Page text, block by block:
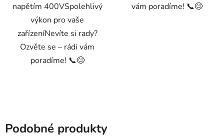
napětím 400VSpolehlivý
výkon pro vaše
zařízeníNevíte si rady?
Ozvěte se – rádi vám
poradíme! 📞😊
vám poradíme! 📞😊
Podobné produkty